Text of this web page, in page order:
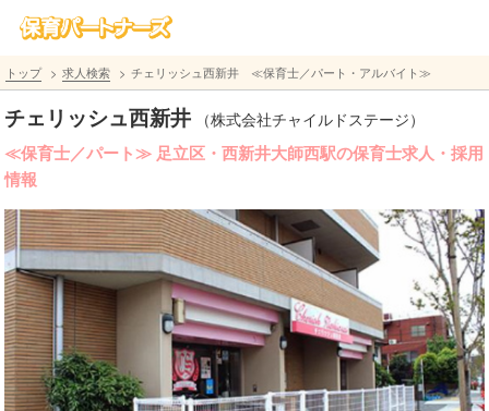
トップ 求人検索 チェリッシュ西新井 ≪保育士／パート・アルバイト≫
チェリッシュ西新井 （株式会社チャイルドステージ）
≪保育士／パート≫ 足立区・西新井大師西駅の保育士求人・採用
情報